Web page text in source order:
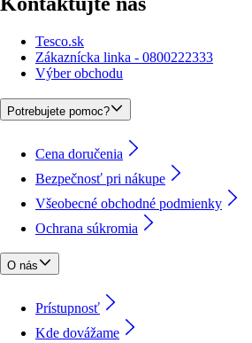
Tesco.sk
Zákaznícka linka - 0800222333
Výber obchodu
Potrebujete pomoc?
Cena doručenia
Bezpečnosť pri nákupe
Všeobecné obchodné podmienky
Ochrana súkromia
O nás
Prístupnosť
Kde dovážame